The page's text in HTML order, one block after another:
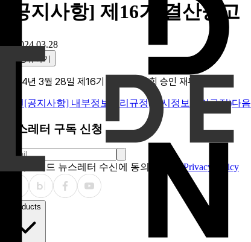
[공지사항] 제16기 결산공고
2024.03.28
공유하기
2024년 3월 28일 제16기 정기주주총회 승인 재무제표
이전 [공지사항] 내부정보관리규정(공시정보관리규정)다음
뉴스레터 구독 신청
딥노이드 뉴스레터 수신에 동의합니다. Privacy Policy
Products